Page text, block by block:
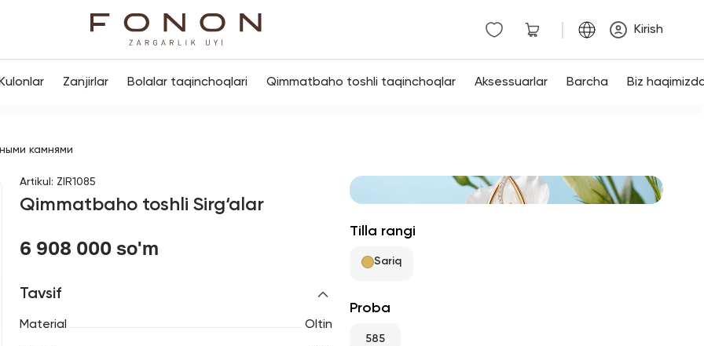
Kirish
Kulonlar Zanjirlar Bolalar taqinchoqlari Qimmatbaho toshli taqinchoqlar Aksessuarlar Barcha Biz
камнями
Artikul : ZIR1085
Qimmatbaho toshli Sirg‘alar
6 908 000 so'm
Tavsif
Material Oltin
Tilla rangi
Sariq
Proba
585